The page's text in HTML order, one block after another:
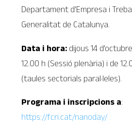
Departament d’Empresa i
Generalitat de Catalunya.
Data i hora: dijous 14
12.00 h (Sessió plenària) i de
(taules sectorials paral·leles).
Programa i inscripcions a:
https://fcri.cat/nanoday/